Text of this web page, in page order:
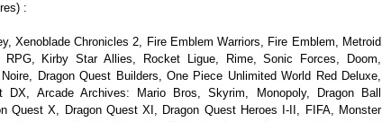
:
Xenoblade Chronicles 2, Fire Emblem Warriors, Fire Emblem, Metroid
RPG, Kirby Star Allies, Rocket Ligue, Rime, Sonic Forces, Doom,
Dragon Quest Builders, One Piece Unlimited World Red Deluxe,
DX, Arcade Archives: Mario Bros, Skyrim, Monopoly, Dragon Ball
Quest X, Dragon Quest XI, Dragon Quest Heroes I-II, FIFA, Monster